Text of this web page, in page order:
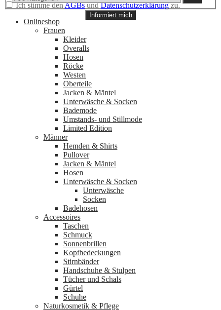
Ich stimme denAGBsundDatenschutzerklärungzu.
Informiert mich
Onlineshop
Frauen
Kleider
Overalls
Hosen
Röcke
Westen
Oberteile
Jacken & Mäntel
Unterwäsche & Socken
Bademode
Umstands- und Stillmode
Limited Edition
Männer
Hemden & Shirts
Pullover
Jacken & Mäntel
Hosen
Unterwäsche & Socken
Unterwäsche
Socken
Badehosen
Accessoires
Taschen
Schmuck
Sonnenbrillen
Kopfbedeckungen
Stirnbänder
Handschuhe & Stulpen
Tücher und Schals
Gürtel
Schuhe
Naturkosmetik & Pflege